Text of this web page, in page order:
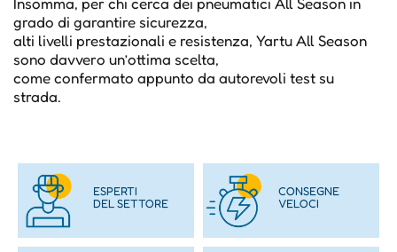
grado di garantire sicurezza,
alti livelli prestazionali e resistenza, Yartu All Season
sono davvero un’ottima scelta,
come confermato appunto da autorevoli test su
strada.
ESPERTI
DEL SETTORE
CONSEGNE
VELOCI